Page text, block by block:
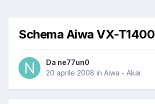
Schema Aiwa VX-T1400
Da ne77un0
20 aprile 2008 in Aiwa - Akai